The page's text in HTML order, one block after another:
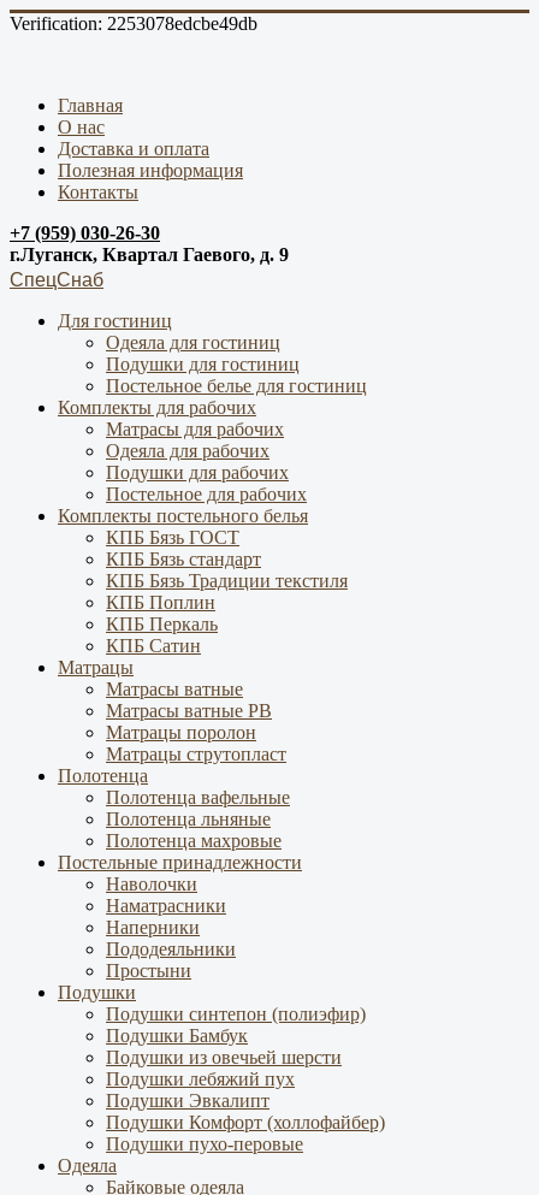
Verification: 2253078edcbe49db
Главная
О нас
Доставка и оплата
Полезная информация
Контакты
+7 (959) 030-26-30
г.Луганск, Квартал Гаевого, д. 9
СпецСнаб
Для гостиниц
Одеяла для гостиниц
Подушки для гостиниц
Постельное белье для гостиниц
Комплекты для рабочих
Матрасы для рабочих
Одеяла для рабочих
Подушки для рабочих
Постельное для рабочих
Комплекты постельного белья
КПБ Бязь ГОСТ
КПБ Бязь стандарт
КПБ Бязь Традиции текстиля
КПБ Поплин
КПБ Перкаль
КПБ Сатин
Матрацы
Матрасы ватные
Матрасы ватные РВ
Матрацы поролон
Матрацы струтопласт
Полотенца
Полотенца вафельные
Полотенца льняные
Полотенца махровые
Постельные принадлежности
Наволочки
Наматрасники
Наперники
Пододеяльники
Простыни
Подушки
Подушки синтепон (полиэфир)
Подушки Бамбук
Подушки из овечьей шерсти
Подушки лебяжий пух
Подушки Эвкалипт
Подушки Комфорт (холлофайбер)
Подушки пухо-перовые
Одеяла
Байковые одеяла